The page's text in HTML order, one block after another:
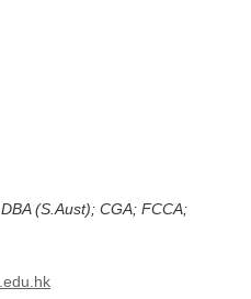
(S.Aust); CGA; FCCA;